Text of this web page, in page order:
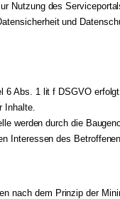
Nutzung des
und
Abs. 1 lit f DSGVO
Inhalte.
werden durch die
Interessen des
nach dem Prinzip der